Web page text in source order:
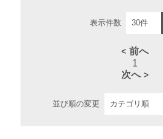
表示件数
前へ
1
次へ
並び順の変更